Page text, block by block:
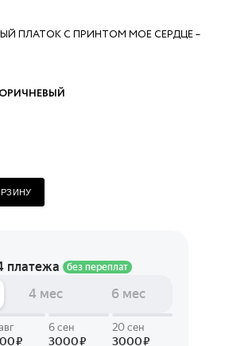
ПЛАТОК С ПРИНТОМ МОЕ СЕРДЦЕ –